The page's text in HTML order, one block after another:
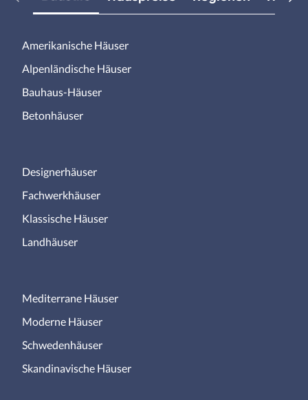
Amerikanische Häuser
Alpenländische Häuser
Bauhaus-Häuser
Betonhäuser
Designerhäuser
Fachwerkhäuser
Klassische Häuser
Landhäuser
Mediterrane Häuser
Moderne Häuser
Schwedenhäuser
Skandinavische Häuser